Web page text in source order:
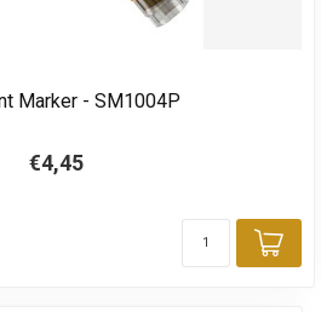
Marker - SM1004P
€4,45